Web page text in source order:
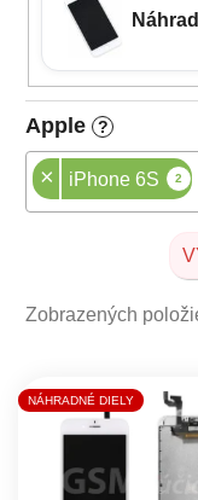
Apple ?
× iPhone 6S 2
Zobrazených
Výpis
NÁHRADNÉ DIELY